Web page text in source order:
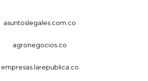
asuntoslegales.com.co
agronegocios.co
empresas.larepublica.co